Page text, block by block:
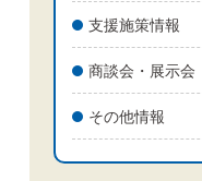
支援施策情報
商談会・展示会
その他情報